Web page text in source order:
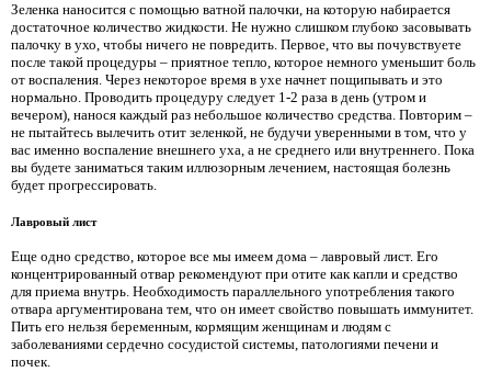
Зеленка наносится с помощью ватной палочки, на которую набирается
достаточное количество жидкости. Не нужно слишком глубоко засовывать
палочку в ухо, чтобы ничего не повредить. Первое, что вы почувствуете
после такой процедуры – приятное тепло, которое немного уменьшит боль
от воспаления. Через некоторое время в ухе начнет пощипывать и это
нормально. Проводить процедуру следует 1-2 раза в день (утром и
вечером), нанося каждый раз небольшое количество средства. Повторим –
не пытайтесь вылечить отит зеленкой, не будучи уверенными в том, что у
вас именно воспаление внешнего уха, а не среднего или внутреннего. Пока
вы будете заниматься таким иллюзорным лечением, настоящая болезнь
будет прогрессировать.
Лавровый лист
Еще одно средство, которое все мы имеем дома – лавровый лист. Его
концентрированный отвар рекомендуют при отите как капли и средство
для приема внутрь. Необходимость параллельного употребления такого
отвара аргументирована тем, что он имеет свойство повышать иммунитет.
Пить его нельзя беременным, кормящим женщинам и людям с
заболеваниями сердечно сосудистой системы, патологиями печени и
почек.